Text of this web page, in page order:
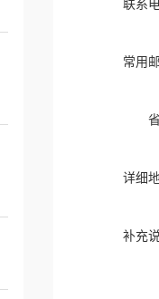
联系
常用
详细
补充